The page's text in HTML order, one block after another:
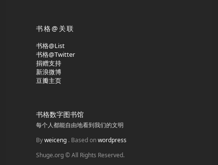
书格@关联
书格@List
书格@Twitter
捐赠支持
新浪微博
豆瓣主页
书格数字图书馆
每个人都能自由地看到我们的文明
Byweiceng . Based onwordpress
Shuge.org © All Rights Reserved.